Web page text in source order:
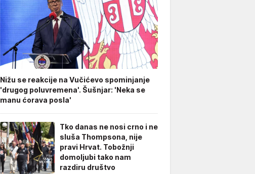
Nižu se reakcije na Vučićevo spominjanje
'drugog poluvremena'. Šušnjar: 'Neka se
manu ćorava posla'
Tko danas ne nosi crno i ne
sluša Thompsona, nije
pravi Hrvat. Tobožnji
domoljubi tako nam
razdiru društvo